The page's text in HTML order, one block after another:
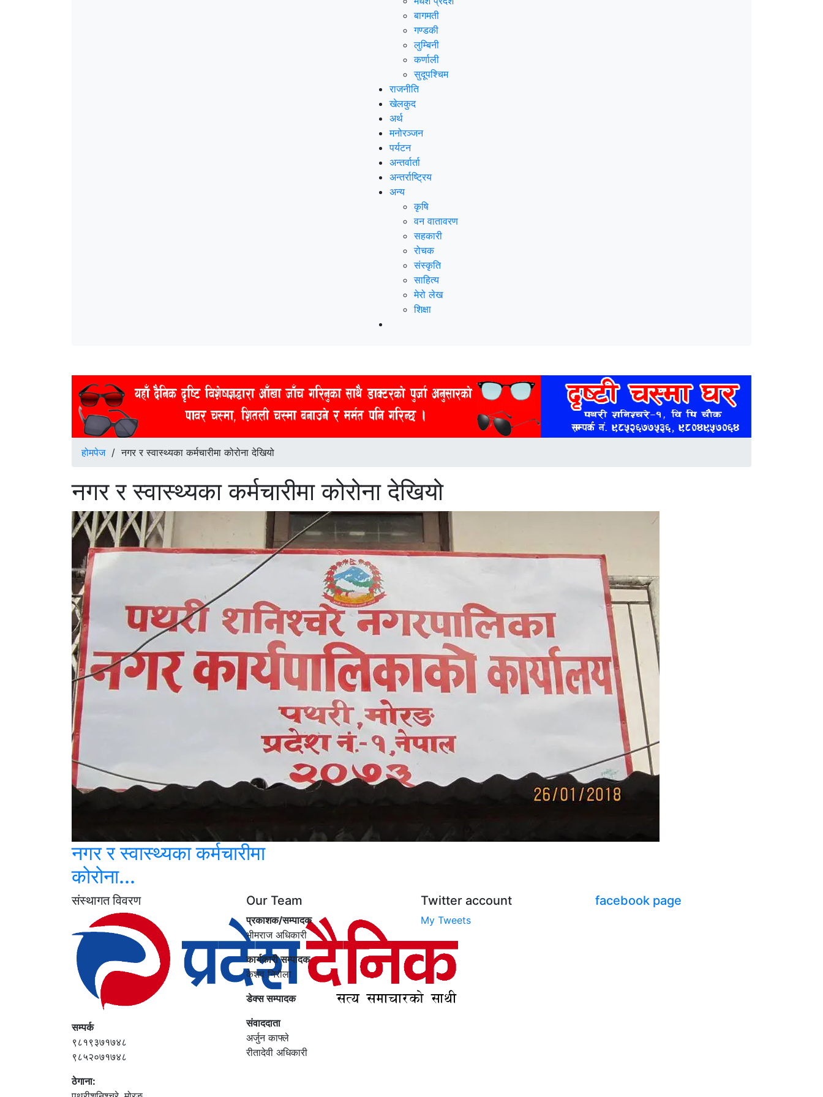
बागमती
गण्डकी
लुम्बिनी
कर्णाली
सुदूपश्‍चिम
राजनीति
खेलकुद
अर्थ
मनोरञ्‍जन
पर्यटन
अन्तर्वार्ता
अन्तर्राष्‍ट्रिय
अन्य
कृषि
वन वातावरण
सहकारी
रोचक
संस्कृति
साहित्य
मेरो लेख
शिक्षा
होमपेज/नगर र स्वास्थ्यका कर्मचारीमा कोरोना देखियो
नगर र स्वास्थ्यका कर्मचारीमा कोरोना देखियो
नगर र स्वास्थ्यका कर्मचारीमा
कोरोना...
संस्थागत विवरण
सम्पर्क
९८१९३७१७४८
९८५२०७१७४८
ठेगाना:
Our Team
प्रकाशक/सम्पादक
भीमराज अधिकारी
कार्यकारी सम्पादक
केशव निरौला
डेक्स सम्पादक
संवाददाता
अर्जुन काफ्ले
रीतादेवी अधिकारी
Twitter account
My Tweets
facebook page